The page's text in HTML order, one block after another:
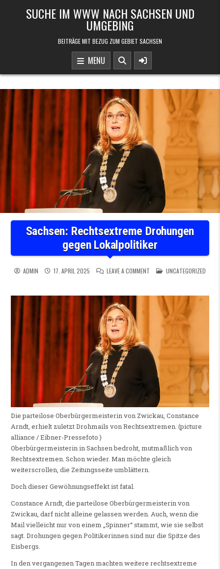
SUCHE IM WWW NACH SACHSEN UND
UMGEBING
BEITRÄGE MIT BEZUG ZUM GEBIET SACHSEN
MENU
Sachsen: Rechtsextreme Drohungen
gegen Lokalpolitiker
ADMIN 17. APRIL 2025 LEAVE A COMMENT ON SACHSEN:
POSTED IN
UNCATEGORIZED
Die parteilose Oberbürgermeisterin von Zwickau, Constance
Arndt, erhielt zuletzt Drohmails von Rechtsextremen. (picture
alliance / Eibner-Pressefoto )
Oberbürgermeisterin in Sachsen bedroht, mutmaßlich von
Rechtsextremen. Schon wieder. Man möchte gleich
weiterscrollen, die Zeitungsseite umblättern.
Doch dieser Gewöhnungseffekt ist fatal.
Constance Arndt, die parteilose Oberbürgermeisterin von
Zwickau, darf nicht alleine gelassen werden. Auch, wenn die
Mail vielleicht nur von einem „Spinner“ stammt, wie sie selbst
sagt. Drohungen gegen Politikerinnen sind nur die Spitze des
Eisbergs.
In den vergangenen Tagen machten weitere rechtsextreme